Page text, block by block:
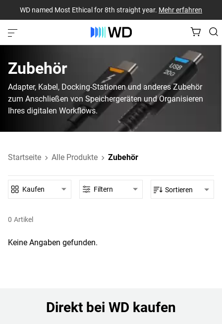
WD named Most Ethical for 8th straight year. Mehr erfahren
Zubehör
Adapter, Kabel, Docking-Stationen und anderes Zubehör
zum Anschließen von Speichergeräten und Organisieren
Ihres digitalen Workflows.
Startseite Alle Produkte Zubehör
0 Artikel
Kaufen Filtern Sortieren
Keine Angaben gefunden.
Direkt bei WD kaufen